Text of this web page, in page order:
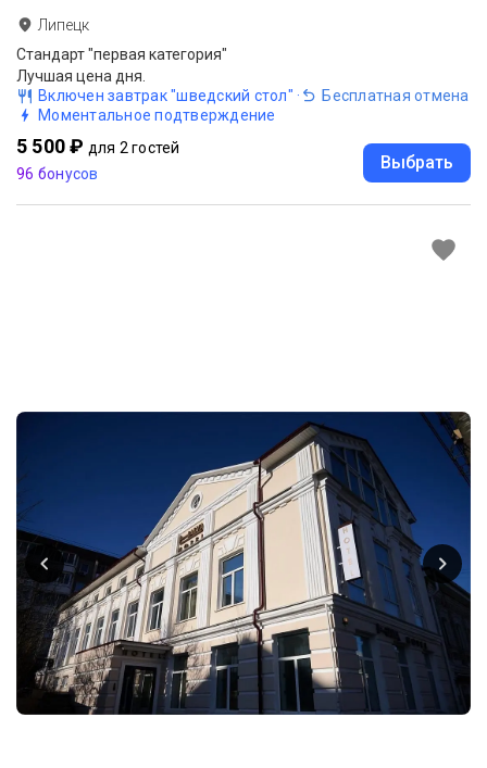
Липецк
Стандарт "первая категория"
Лучшая цена дня.
Включен завтрак "шведский стол" ·
Бесплатная отмена
Моментальное подтверждение
5 500 ₽ для 2 гостей
96 бонусов
Выбрать